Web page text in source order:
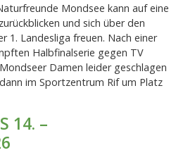
Mondsee kann auf eine
und sich über den
1. Landesliga freuen. Nach einer
Halbfinalserie gegen TV
Damen leider geschlagen
im Sportzentrum Rif um Platz
14. –